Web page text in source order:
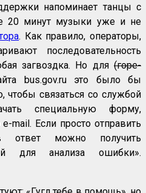
напоминает танцы с
20 минут музыки уже и не
. Как правило, операторы,
последовательность
загвоздка. Но для (горе-
bus.gov.ru это было бы
чтобы связаться со службой
специальную форму,
mail. Если просто отправить
можно получить
для анализа ошибки».